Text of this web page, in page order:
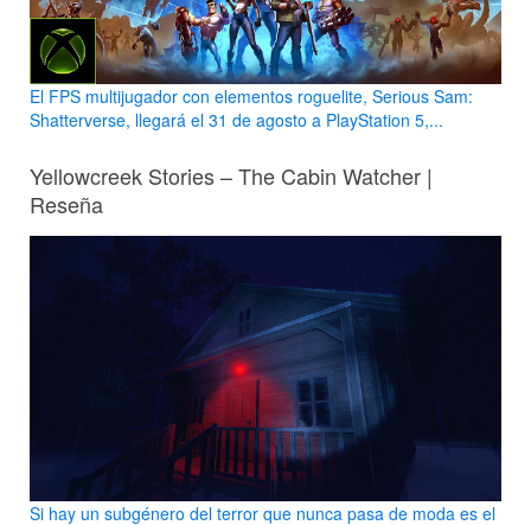
El FPS multijugador con elementos roguelite, Serious Sam:
Shatterverse, llegará el 31 de agosto a PlayStation 5,...
Yellowcreek Stories – The Cabin Watcher |
Reseña
Si hay un subgénero del terror que nunca pasa de moda es el